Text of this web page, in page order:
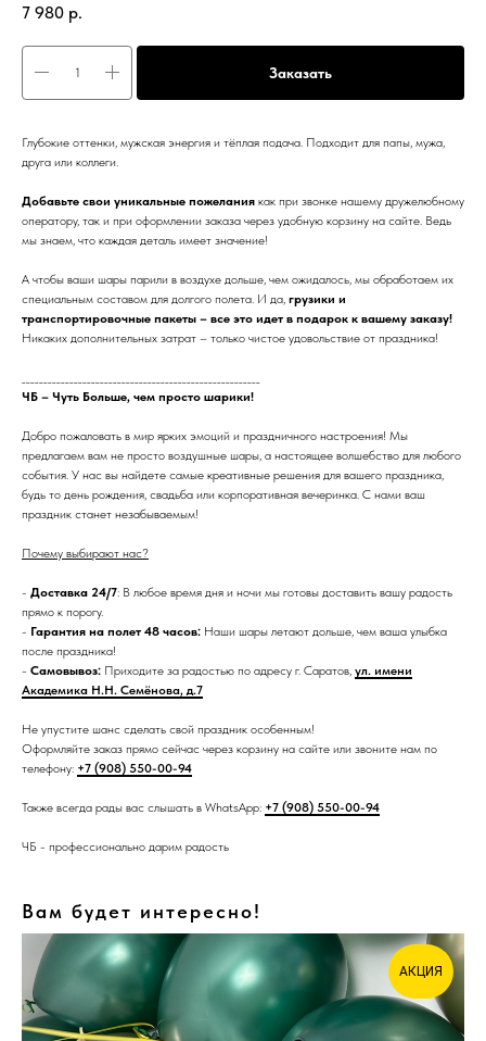
7 980 р.
Заказать
Глубокие оттенки, мужская энергия и тёплая подача. Подходит для папы, мужа,
друга или коллеги.
Добавьте свои уникальные пожелания как при звонке нашему дружелюбному
оператору, так и при оформлении заказа через удобную корзину на сайте. Ведь
мы знаем, что каждая деталь имеет значение!
А чтобы ваши шары парили в воздухе дольше, чем ожидалось, мы обработаем их
специальным составом для долгого полета. И да, грузики и
транспортировочные пакеты – все это идет в подарок к вашему заказу!
Никаких дополнительных затрат – только чистое удовольствие от праздника!
ЧБ – Чуть Больше, чем просто шарики!
Добро пожаловать в мир ярких эмоций и праздничного настроения! Мы
предлагаем вам не просто воздушные шары, а настоящее волшебство для любого
события. У нас вы найдете самые креативные решения для вашего праздника,
будь то день рождения, свадьба или корпоративная вечеринка. С нами ваш
праздник станет незабываемым!
Почему выбирают нас?
- Доставка 24/7: В любое время дня и ночи мы готовы доставить вашу радость
прямо к порогу.
- Гарантия на полет 48 часов: Наши шары летают дольше, чем ваша улыбка
после праздника!
- Самовывоз: Приходите за радостью по адресу г. Саратов, ул. имени
Академика Н.Н. Семёнова, д.7
Не упустите шанс сделать свой праздник особенным!
Оформляйте заказ прямо сейчас через корзину на сайте или звоните нам по
телефону: +7 (908) 550-00-94
Также всегда рады вас слышать в WhatsApp: +7 (908) 550-00-94
ЧБ - профессионально дарим радость
Вам будет интересно!
АКЦИЯ